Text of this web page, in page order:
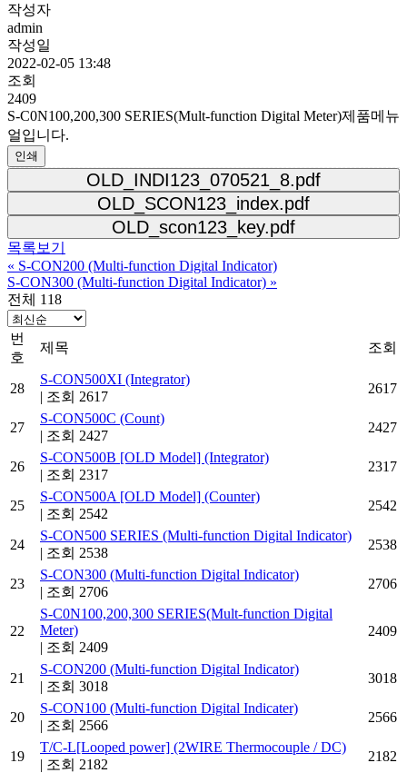
작성자
admin
작성일
2022-02-05 13:48
조회
2409
S-C0N100,200,300 SERIES(Mult-function Digital Meter)제품메뉴
얼입니다.
인쇄
OLD_INDI123_070521_8.pdf
OLD_SCON123_index.pdf
OLD_scon123_key.pdf
목록보기
« S-CON200 (Multi-function Digital Indicator)
S-CON300 (Multi-function Digital Indicator) »
전체 118
번
호
제목 조회
28
S-CON500XI (Integrator)
| 조회 2617
2617
27
S-CON500C (Count)
| 조회 2427
2427
26
S-CON500B [OLD Model] (Integrator)
| 조회 2317
2317
25
S-CON500A [OLD Model] (Counter)
| 조회 2542
2542
24
S-CON500 SERIES (Multi-function Digital Indicator)
| 조회 2538
2538
23
S-CON300 (Multi-function Digital Indicator)
| 조회 2706
2706
22
S-C0N100,200,300 SERIES(Mult-function Digital
Meter)
| 조회 2409
2409
21
S-CON200 (Multi-function Digital Indicator)
| 조회 3018
3018
20
S-CON100 (Multi-function Digital Indicater)
| 조회 2566
2566
19
T/C-L[Looped power] (2WIRE Thermocouple / DC)
| 조회 2182
2182